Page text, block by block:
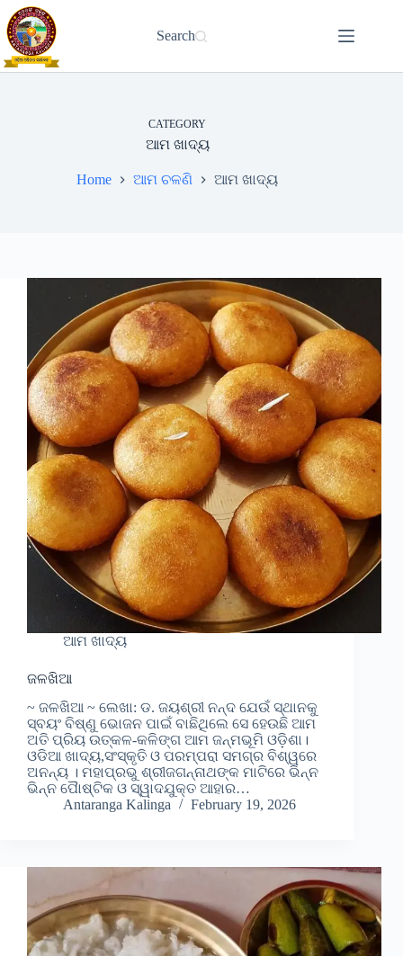
Skip
to
content
Search
CATEGORY
ଆମ ଖାଦ୍ୟ
Home ଆମ ଚଳଣି ଆମ ଖାଦ୍ୟ
ଆମ ଖାଦ୍ୟ
ଜଳଖିଆ
~ ଜଳଖିଆ ~ ଲେଖା: ଡ. ଜୟଶ୍ରୀ ନନ୍ଦ ଯେଉଁ ସ୍ଥାନକୁ
ସ୍ବୟଂ ବିଷ୍ଣୁ ଭୋଜନ ପାଇଁ ବାଛିଥିଲେ ସେ ହେଉଛି ଆମ
ଅତି ପ୍ରିୟ ଉତ୍କଳ-କଳିଙ୍ଗ ଆମ ଜନ୍ମଭୂମି ଓଡ଼ିଶା।
ଓଡିଆ ଖାଦ୍ୟ,ସଂସ୍କୃତି ଓ ପରମ୍ପରା ସମଗ୍ର ବିଶ୍ୱରେ
ଅନନ୍ୟ । ମହାପ୍ରଭୁ ଶ୍ରୀଜଗନ୍ନାଥଙ୍କ ମାଟିରେ ଭିନ୍ନ
ଭିନ୍ନ ପୈାଷ୍ଟିକ ଓ ସ୍ୱାଦଯୁକ୍ତ ଆହାର…
Antaranga Kalinga
February 19, 2026